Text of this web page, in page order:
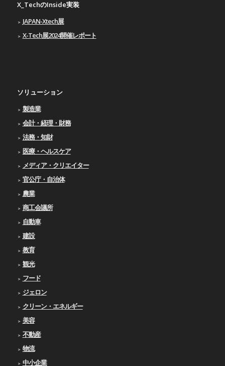
X_TechのInside実装
JAPAN-Xtech展
X-Tech展2024開催レポート
ソリューション
製造業
会計・経理・財務
法務・知財
医療・ヘルスケア
メディア・クリエイター
官公庁・自治体
農業
商工会議所
自動車
建設
教育
観光
フード
ジェロン
クリーン・エネルギー
美容
不動産
物流
中小企業